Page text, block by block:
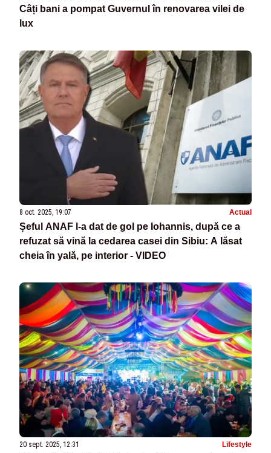
Câți bani a pompat Guvernul în renovarea vilei de
lux
8 oct. 2025, 19:07 Actual
Șeful ANAF l-a dat de gol pe Iohannis, după ce a
refuzat să vină la cedarea casei din Sibiu: A lăsat
cheia în yală, pe interior - VIDEO
20 sept. 2025, 12:31 Lifestyle